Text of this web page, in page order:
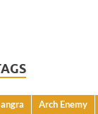
angra Arch Enemy